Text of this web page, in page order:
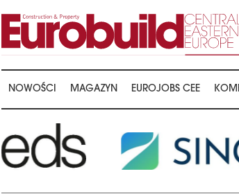
NOWOŚCI MAGAZYN EUROJOBS CEE